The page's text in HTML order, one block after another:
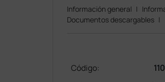
Información general |
Documentos descargables |
Código: